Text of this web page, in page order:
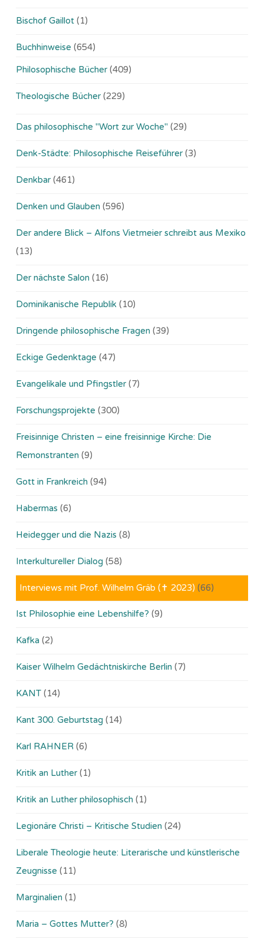
Bischof Gaillot (1)
Buchhinweise (654)
Philosophische Bücher (409)
Theologische Bücher (229)
Das philosophische "Wort zur Woche" (29)
Denk-Städte: Philosophische Reiseführer (3)
Denkbar (461)
Denken und Glauben (596)
Der andere Blick – Alfons Vietmeier schreibt aus Mexiko
(13)
Der nächste Salon (16)
Dominikanische Republik (10)
Dringende philosophische Fragen (39)
Eckige Gedenktage (47)
Evangelikale und Pfingstler (7)
Forschungsprojekte (300)
Freisinnige Christen – eine freisinnige Kirche: Die
Remonstranten (9)
Gott in Frankreich (94)
Habermas (6)
Heidegger und die Nazis (8)
Interkultureller Dialog (58)
Interviews mit Prof. Wilhelm Gräb (✝ 2023) (66)
Ist Philosophie eine Lebenshilfe? (9)
Kafka (2)
Kaiser Wilhelm Gedächtniskirche Berlin (7)
KANT (14)
Kant 300. Geburtstag (14)
Karl RAHNER (6)
Kritik an Luther (1)
Kritik an Luther philosophisch (1)
Legionäre Christi – Kritische Studien (24)
Liberale Theologie heute: Literarische und künstlerische
Zeugnisse (11)
Marginalien (1)
Maria – Gottes Mutter? (8)